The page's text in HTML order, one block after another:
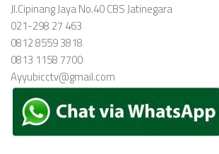
Jl.Cipinang Jaya No.40 CBS Jatinegara
021-298 27 463
0812 8559 3818
0813 1158 7700
Ayyubicctv@gmail.com